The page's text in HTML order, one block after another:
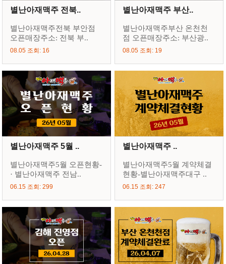
별난아재맥주 전북..
별난아재맥주전북 부안점
오픈매장주소: 전북 부..
08.05 조회: 16
별난아재맥주 부산..
별난아재맥주부산 온천천
점 오픈매장주소: 부산광..
08.05 조회: 19
별난아재맥주 5월 ..
별난아재맥주5월 오픈현황-
· 별난아재맥주 전남..
06.15 조회: 299
별난아재맥주 ..
별난아재맥주5월 계약체결
현황-별난아재맥주대구 ..
06.15 조회: 247